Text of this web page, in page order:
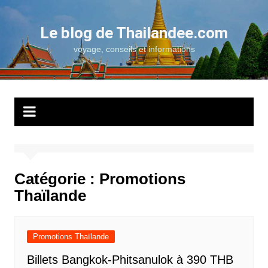
Aller
contenu
Le blog de Thailandee.com
voyage, conseils et informations
Catégorie : Promotions
Thaïlande
Promotions Thaïlande
Billets Bangkok-Phitsanulok à 390 THB